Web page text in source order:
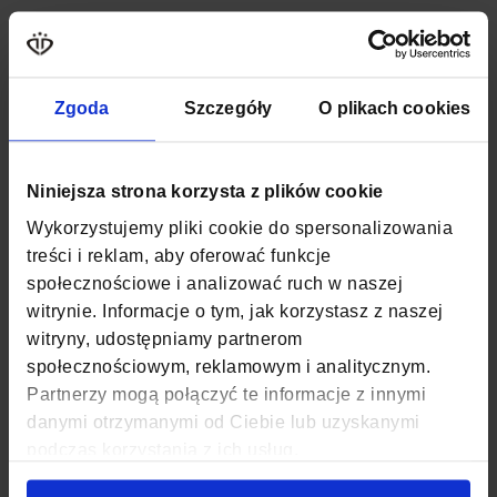
Zgoda Szczegóły O plikach cookies
Niniejsza strona korzysta z plików cookie
Wykorzystujemy pliki cookie do spersonalizowania
treści i reklam, aby oferować funkcje
społecznościowe i analizować ruch w naszej
witrynie. Informacje o tym, jak korzystasz z naszej
witryny, udostępniamy partnerom
społecznościowym, reklamowym i analitycznym.
Partnerzy mogą połączyć te informacje z innymi
danymi otrzymanymi od Ciebie lub uzyskanymi
LICOWA
GŁĘBOKOŚĆ
WYSOKOŚĆ
PUDEŁKO
ZAPIĘCIE ZATRZASK
KOD EAN
KIESZENIE NA BANKNOTY